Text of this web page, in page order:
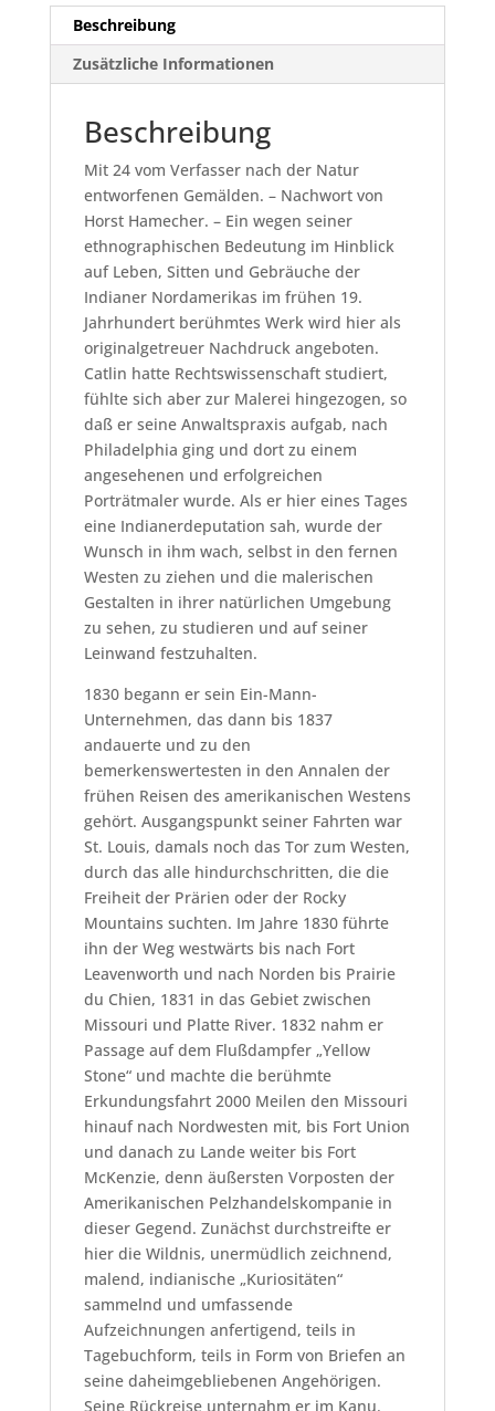
Beschreibung
Zusätzliche Informationen
Beschreibung
Mit 24 vom Verfasser nach der Natur
entworfenen Gemälden. – Nachwort von
Horst Hamecher. – Ein wegen seiner
ethnographischen Bedeutung im Hinblick
auf Leben, Sitten und Gebräuche der
Indianer Nordamerikas im frühen 19.
Jahrhundert berühmtes Werk wird hier als
originalgetreuer Nachdruck angeboten.
Catlin hatte Rechtswissenschaft studiert,
fühlte sich aber zur Malerei hingezogen, so
daß er seine Anwaltspraxis aufgab, nach
Philadelphia ging und dort zu einem
angesehenen und erfolgreichen
Porträtmaler wurde. Als er hier eines Tages
eine Indianerdeputation sah, wurde der
Wunsch in ihm wach, selbst in den fernen
Westen zu ziehen und die malerischen
Gestalten in ihrer natürlichen Umgebung
zu sehen, zu studieren und auf seiner
Leinwand festzuhalten.
1830 begann er sein Ein-Mann-
Unternehmen, das dann bis 1837
andauerte und zu den
bemerkenswertesten in den Annalen der
frühen Reisen des amerikanischen Westens
gehört. Ausgangspunkt seiner Fahrten war
St. Louis, damals noch das Tor zum Westen,
durch das alle hindurchschritten, die die
Freiheit der Prärien oder der Rocky
Mountains suchten. Im Jahre 1830 führte
ihn der Weg westwärts bis nach Fort
Leavenworth und nach Norden bis Prairie
du Chien, 1831 in das Gebiet zwischen
Missouri und Platte River. 1832 nahm er
Passage auf dem Flußdampfer „Yellow
Stone“ und machte die berühmte
Erkundungsfahrt 2000 Meilen den Missouri
hinauf nach Nordwesten mit, bis Fort Union
und danach zu Lande weiter bis Fort
McKenzie, denn äußersten Vorposten der
Amerikanischen Pelzhandelskompanie in
dieser Gegend. Zunächst durchstreifte er
hier die Wildnis, unermüdlich zeichnend,
malend, indianische „Kuriositäten“
sammelnd und umfassende
Aufzeichnungen anfertigend, teils in
Tagebuchform, teils in Form von Briefen an
seine daheimgebliebenen Angehörigen.
Seine Rückreise unternahm er im Kanu.